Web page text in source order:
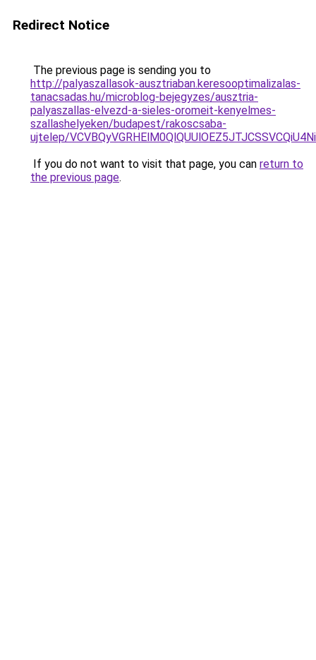
Redirect Notice
The previous page is sending you to
http://palyaszallasok-ausztriaban.keresooptimalizalas-
tanacsadas.hu/microblog-bejegyzes/ausztria-
palyaszallas-elvezd-a-sieles-oromeit-kenyelmes-
szallashelyeken/budapest/rakoscsaba-
ujtelep/
If you do not want to visit that page, you can return to
the previous page.